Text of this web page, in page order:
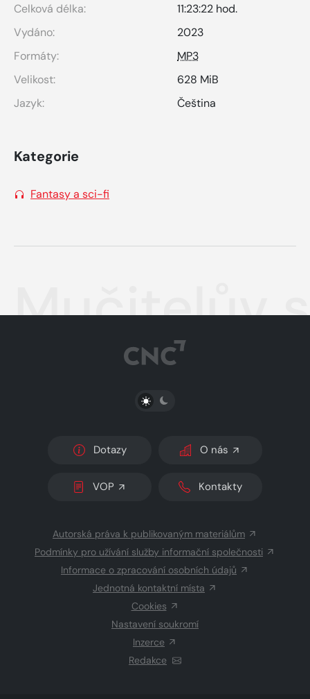
Celková délka:
11:23:22 hod.
Vydáno:
2023
Formáty:
MP3
Velikost:
628 MiB
Jazyk:
Čeština
Kategorie
Fantasy a sci-fi
Mučitelův
PŘEPNOUT SVĚTLÝ/TMAVÝ REŽIM
Dotazy O nás
VOP Kontakty
Autorská práva k publikovaným materiálům
Podmínky pro užívání služby informační společnosti
Informace o zpracování osobních údajů
Jednotná kontaktní místa
Cookies
Nastavení soukromí
Inzerce
Redakce